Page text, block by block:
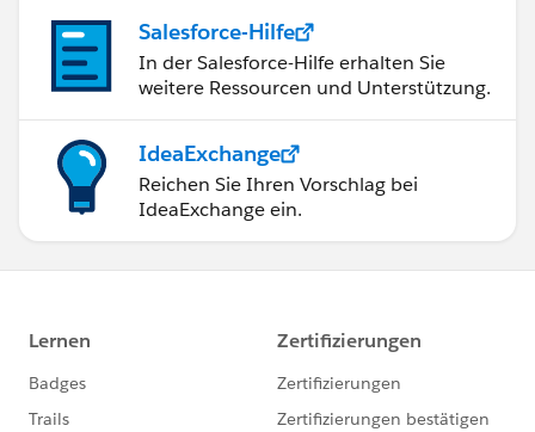
Salesforce-Hilfe
In der Salesforce-Hilfe erhalten Sie
weitere Ressourcen und Unterstützung.
IdeaExchange
Reichen Sie Ihren Vorschlag bei
IdeaExchange ein.